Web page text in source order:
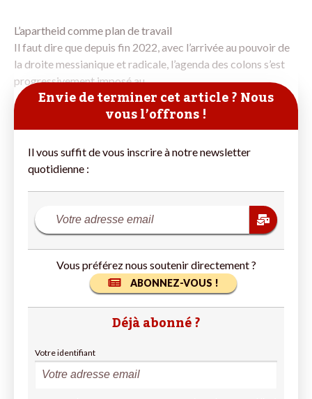
L’apartheid comme plan de travail
Il faut dire que depuis fin 2022, avec l’arrivée au pouvoir de
la droite messianique et radicale, l’agenda des colons s’est
progressivement imposé au
Envie de terminer cet article ? Nous
vous l’offrons !
Il vous suffit de vous inscrire à notre newsletter
quotidienne :
Vous préférez nous soutenir directement ?
ABONNEZ-VOUS !
Déjà abonné ?
Votre identifiant